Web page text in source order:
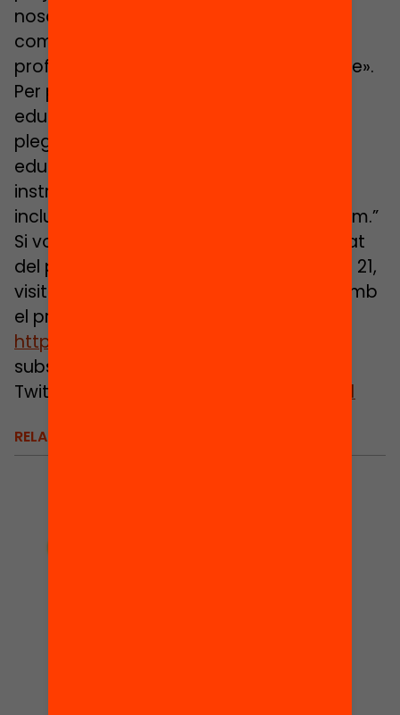
nosaltres.” El «sistema resisteix pel
compromi?s i el treball de molti?ssims
professionals. Aixo? sol no e?s sostenible».
Per poder avançar el nostre sistema
educatiu va dir, doncs, “cal que tots
plegats creguem de veritat que una
educació actualitzada és el principal
instrument per construir la societat
inclusiva, equitativa i pròspera que volem.”
Si vols més informació i seguir l’actualitat
del programa, visita el web Escola Nova 21,
visita la pàgina de vídeos relacionats amb
el programa
http://www.escolanova21.cat/videos/
subscriu-te al butlletí, i segueix-nos al
Twitter:
#escolanova21
RELACIONATS